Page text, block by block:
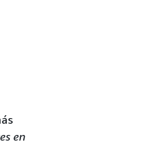
en